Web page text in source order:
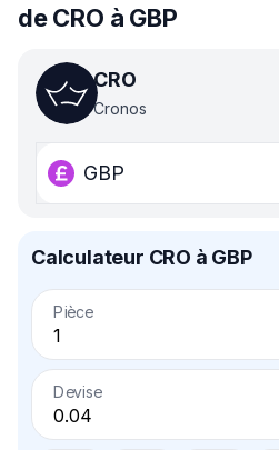
de CRO à GBP
CRO
Cronos
GBP
Calculateur CRO à GBP
Pièce
Devise